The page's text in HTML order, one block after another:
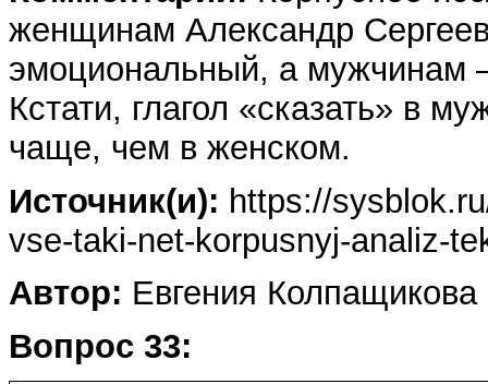
женщинам Александр
эмоциональный, а мужчинам
Кстати, глагол «сказать» в
чаще, чем в женском.
Источник(и): https://
vse-taki-net-korpusnyj-analiz-
Автор: Евгения Колпащикова
Вопрос 33: